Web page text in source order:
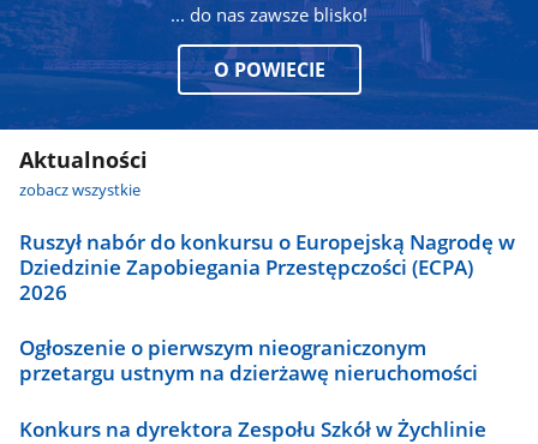
... do nas zawsze blisko!
O POWIECIE
Aktualności
zobacz wszystkie
Ruszył nabór do konkursu o Europejską Nagrodę w
Dziedzinie Zapobiegania Przestępczości (ECPA)
2026
Ogłoszenie o pierwszym nieograniczonym
przetargu ustnym na dzierżawę nieruchomości
Konkurs na dyrektora Zespołu Szkół w Żychlinie